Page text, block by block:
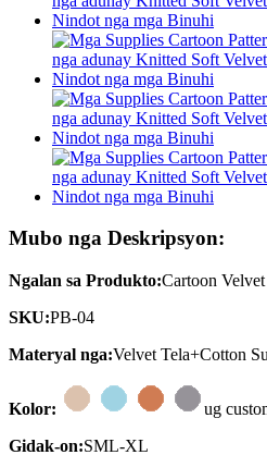
Mubo nga Deskripsyon:
Ngalan sa Produkto:Cartoon
SKU:PB-04
Materyal nga:Velvet Tela+Cotton
Kolor:
ug
Gidak-on:SML-XL